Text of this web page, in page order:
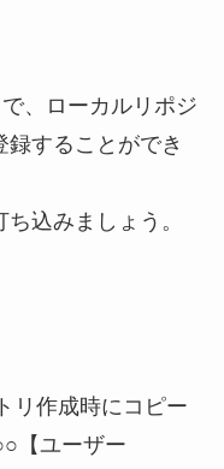
、ローカルリポジ
録することができ
込みましょう。
リ作成時にコピー
【ユーザー